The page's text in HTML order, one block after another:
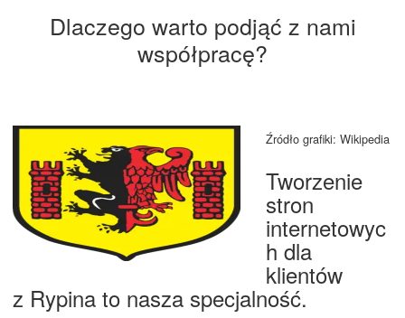
Dlaczego warto podjąć z nami
współpracę?
Źródło grafiki: Wikipedia
Tworzenie
stron
internetowyc
h dla
klientów
z Rypina to nasza specjalność.